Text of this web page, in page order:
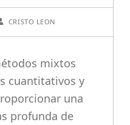
CRISTO LEON
mixtos
cuantitativos y
una
profunda de